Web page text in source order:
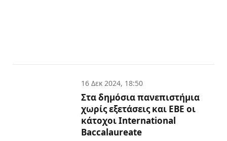
16 Δεκ 2024, 18:50
Στα δημόσια πανεπιστήμια
χωρίς εξετάσεις και ΕΒΕ οι
κάτοχοι International
Baccalaureate